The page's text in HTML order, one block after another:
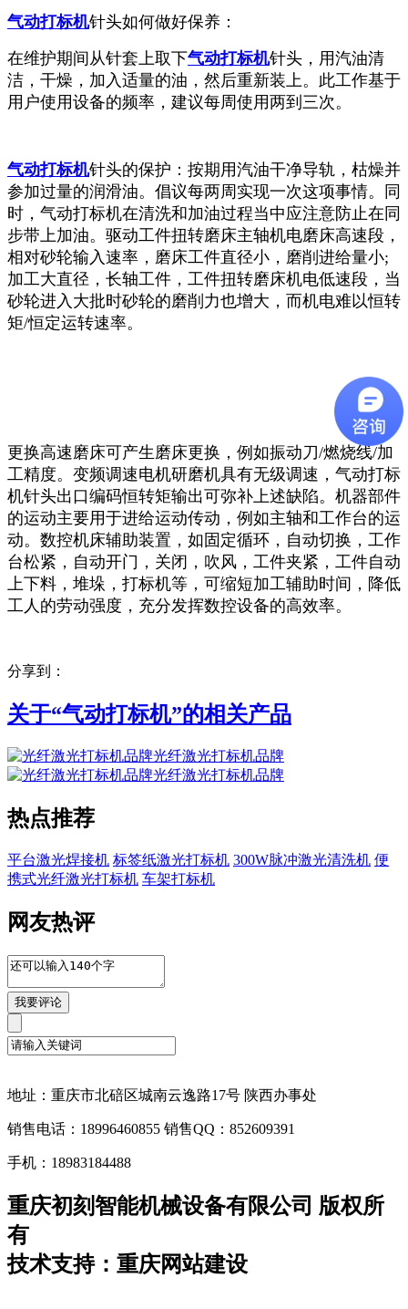
气动打标机针头如何做好保养：
在维护期间从针套上取下气动打标机针头，用汽油清
洁，干燥，加入适量的油，然后重新装上。此工作基于
用户使用设备的频率，建议每周使用两到三次。
气动打标机针头的保护：按期用汽油干净导轨，枯燥并
参加过量的润滑油。倡议每两周实现一次这项事情。同
时，气动打标机在清洗和加油过程当中应注意防止在同
步带上加油。驱动工件扭转磨床主轴机电磨床高速段，
相对砂轮输入速率，磨床工件直径小，磨削进给量小;
加工大直径，长轴工件，工件扭转磨床机电低速段，当
砂轮进入大批时砂轮的磨削力也增大，而机电难以恒转
矩/恒定运转速率。
更换高速磨床可产生磨床更换，例如振动刀/燃烧线/加
工精度。变频调速电机研磨机具有无级调速，气动打标
机针头出口编码恒转矩输出可弥补上述缺陷。机器部件
的运动主要用于进给运动传动，例如主轴和工作台的运
动。数控机床辅助装置，如固定循环，自动切换，工作
台松紧，自动开门，关闭，吹风，工件夹紧，工件自动
上下料，堆垛，打标机等，可缩短加工辅助时间，降低
工人的劳动强度，充分发挥数控设备的高效率。
分享到：
关于“气动打标机”的相关产品
光纤激光打标机品牌
光纤激光打标机品牌
热点推荐
平台激光焊接机 标签纸激光打标机 300W脉冲激光清洗机 便
携式光纤激光打标机 车架打标机
网友热评
地址：重庆市北碚区城南云逸路17号 陕西办事处
销售电话：18996460855 销售QQ：852609391
手机：18983184488
重庆初刻智能机械设备有限公司 版权所
有
技术支持：重庆网站建设